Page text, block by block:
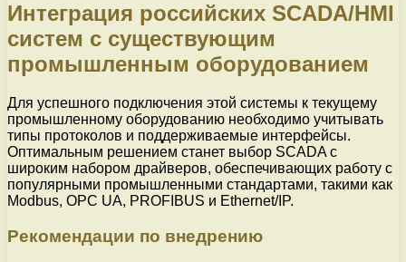
Интеграция российских SCADA/HMI
систем с существующим
промышленным оборудованием
Для успешного подключения этой системы к текущему
промышленному оборудованию необходимо учитывать
типы протоколов и поддерживаемые интерфейсы.
Оптимальным решением станет выбор SCADA с
широким набором драйверов, обеспечивающих работу с
популярными промышленными стандартами, такими как
Modbus, OPC UA, PROFIBUS и Ethernet/IP.
Рекомендации по внедрению